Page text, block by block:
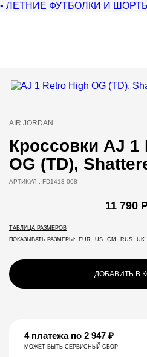
• ЛЕТНИЕ ФУТБОЛКИ И
AIR JORDAN
Кроссовки AJ 1
OG (TD),
АРТИКУЛ : FD1413-008
11 790
ТАБЛИЦА РАЗМЕРОВ
ПОКАЗЫВАТЬ РАЗМЕРЫ:
EUR US CM RUS UK
ДОБАВИТЬ В
4 платежа по 2 947 ₽
МОЖЕТ БЫТЬ СЕРВИСНЫЙ СБОР